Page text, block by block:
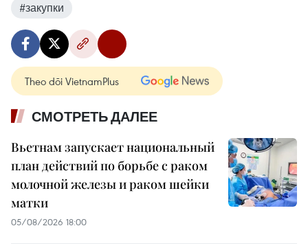
#закупки
Theo dõi VietnamPlus
СМОТРЕТЬ ДАЛЕЕ
Вьетнам запускает национальный
план действий по борьбе с раком
молочной железы и раком шейки
матки
05/08/2026 18:00